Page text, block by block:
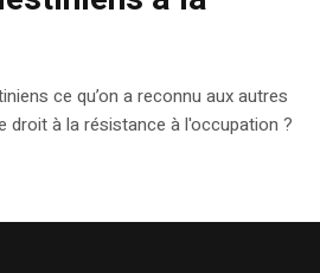
ce qu’on a reconnu aux autres
droit à la résistance à l'occupation ?